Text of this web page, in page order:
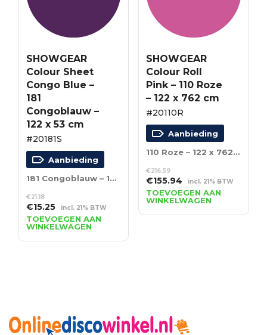
SHOWGEAR
Colour Sheet
Congo Blue –
181
Congoblauw –
122 x 53 cm
#20181S
Aanbieding
181 Congoblauw – 122 x 53 cm
€21.18
Oorspronkelijke
prijs
was:
€21.18.
€15.25Huidige
prijs
is:
€15.25.
incl. 21% BTW
TOEVOEGEN AAN
WINKELWAGEN
SHOWGEAR
Colour Roll
Pink – 110 Roze
– 122 x 762 cm
#20110R
Aanbieding
110 Roze – 122 x 762 cm
€216.59
Oorspronkelijke
prijs
was:
€216.59.
€155.94 Huidige
prijs
is:
€155.94.
incl. 21% BTW
TOEVOEGEN AAN
WINKELWAGEN